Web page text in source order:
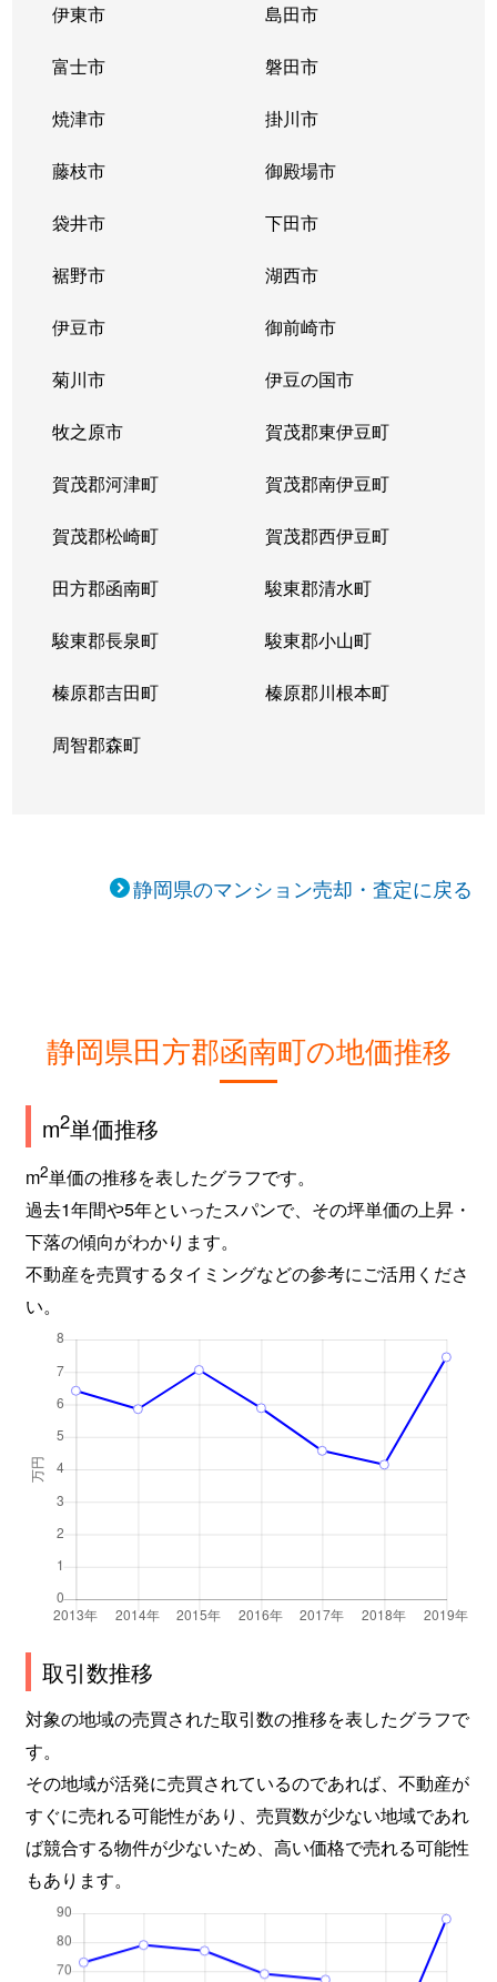
伊東市 島田市
富士市 磐田市
焼津市 掛川市
藤枝市 御殿場市
袋井市 下田市
裾野市 湖西市
伊豆市 御前崎市
菊川市 伊豆の国市
牧之原市 賀茂郡東伊豆町
賀茂郡河津町 賀茂郡南伊豆町
賀茂郡松崎町 賀茂郡西伊豆町
田方郡函南町 駿東郡清水町
駿東郡長泉町 駿東郡小山町
榛原郡吉田町 榛原郡川根本町
周智郡森町
静岡県のマンション売却・査定に戻る
静岡県田方郡函南町の地価推移
m2単価推移
m2単価の推移を表したグラフです。
過去1年間や5年といったスパンで、その坪単価の上昇・
下落の傾向がわかります。
不動産を売買するタイミングなどの参考にご活用くださ
い。
取引数推移
対象の地域の売買された取引数の推移を表したグラフで
す。
その地域が活発に売買されているのであれば、不動産が
すぐに売れる可能性があり、売買数が少ない地域であれ
ば競合する物件が少ないため、高い価格で売れる可能性
もあります。